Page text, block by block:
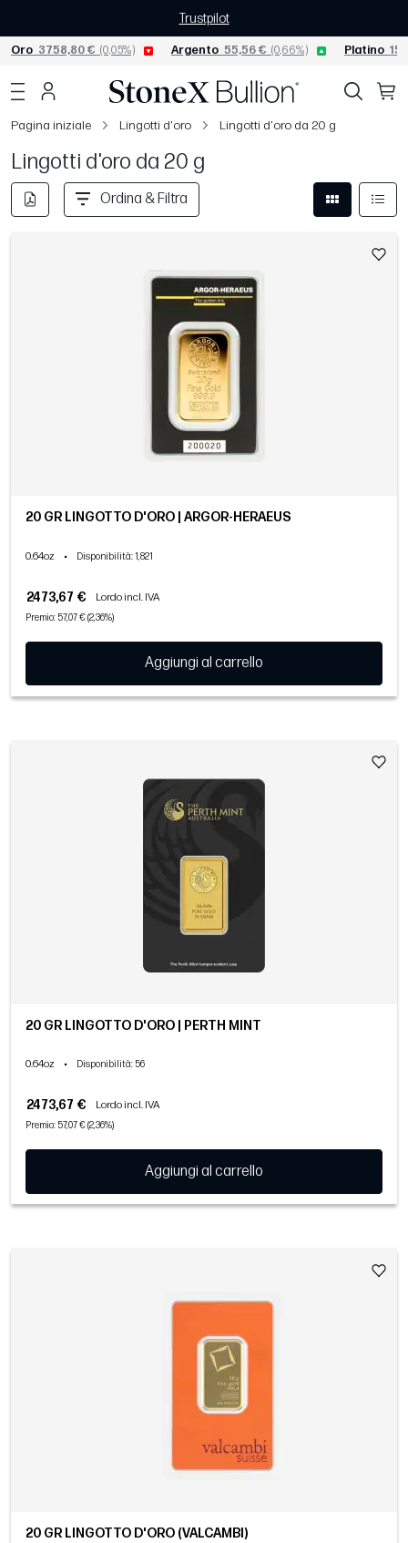
Trustpilot
Oro 3758,80 € (0,05%) Argento 55,56 € (0,66%) Platino
Pagina iniziale Lingotti d'oro Lingotti d'oro da 20 g
Lingotti d'oro da 20 g
Ordina & Filtra
20 GR LINGOTTO D'ORO | ARGOR-HERAEUS
0.64oz • Disponibilità: 1,821
2473,67 € Lordo incl. IVA
Premio: 57,07 € (2,36%)
Aggiungi al carrello
20 GR LINGOTTO D'ORO | PERTH MINT
0.64oz • Disponibilità: 56
2473,67 € Lordo incl. IVA
Premio: 57,07 € (2,36%)
Aggiungi al carrello
20 GR LINGOTTO D'ORO (VALCAMBI)